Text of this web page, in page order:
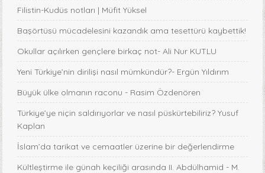
Filistin-Kudüs notları | Müfit Yüksel
Başörtüsü mücadelesini kazandık ama tesettürü kaybettik!
Okullar açılırken gençlere birkaç not- Ali Nur KUTLU
Yeni Türkiye’nin dirilişi nasıl mümkündür?- Ergün Yıldırım
Büyük ülke olmanın raconu - Rasim Özdenören
Türkiye’ye niçin saldırıyorlar ve nasıl püskürtebiliriz? Yusuf
Kaplan
İslam’da tarikat ve cemaatler üzerine bir değerlendirme
Kültleştirme ile günah keçiliği arasında II. Abdülhamid - M.